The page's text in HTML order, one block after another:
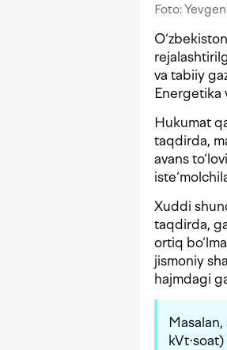
Foto:
va tabiiy
Energetika
Hukumat
taqdirda,
avans
Xuddi
taqdirda,
ortiq
jismoniy
hajmdagi